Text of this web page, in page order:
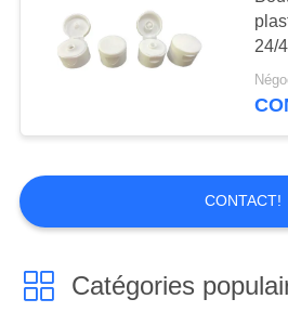
24/
CONTACT!
Catégories